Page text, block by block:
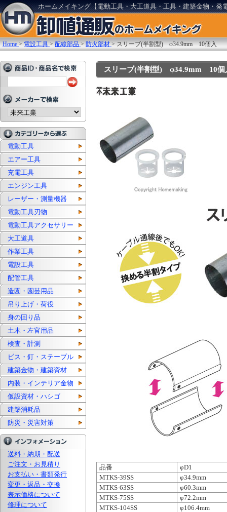
ホームメイキング【電動工具・大工道具・工具・建築金物・発
Home >電設工具 >配線部品 >防火部材 >スリーブ(半割型) φ34.9mm 10個入
電動工具
エアー工具
充電工具
エンジン工具
レーザー・測量機器
電動工具刃物
電動工具アクセサリー
大工道具
作業工具
電設工具
配管工具
造園・園芸用品
吊り上げ・荷役
身の回り品
土木・左官用品
検査・計測
ビス・釘・ステープル
建築金物・建築資材
内装・インテリア金物
仮設資材・ハシゴ
建築消耗品
防災・災害対策
送料・納期・配送
ご注文・お見積り
お支払い・書類発行
変更・返品・交換
表示価格について
修理について
スリーブ(半割型) φ34.9mm 10個
品番
φD1
MTKS-39SS
φ34.9mm
MTKS-63SS
φ60.3mm
MTKS-75SS
φ72.2mm
MTKS-104SS
φ106.4mm